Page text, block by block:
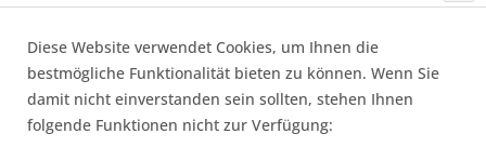
Diese Website verwendet Cookies, um Ihnen die
bestmögliche Funktionalität bieten zu können. Wenn Sie
damit nicht einverstanden sein sollten, stehen Ihnen
folgende Funktionen nicht zur Verfügung: